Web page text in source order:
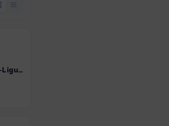
CinTe_02_Campi-Ligurischer Hoehenweg.gpx